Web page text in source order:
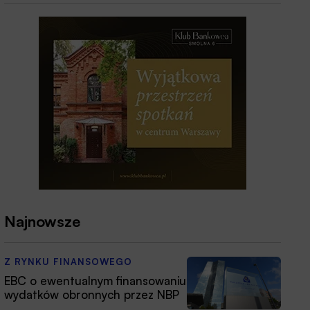
Najnowsze
Z RYNKU FINANSOWEGO
EBC o ewentualnym finansowaniu
wydatków obronnych przez NBP